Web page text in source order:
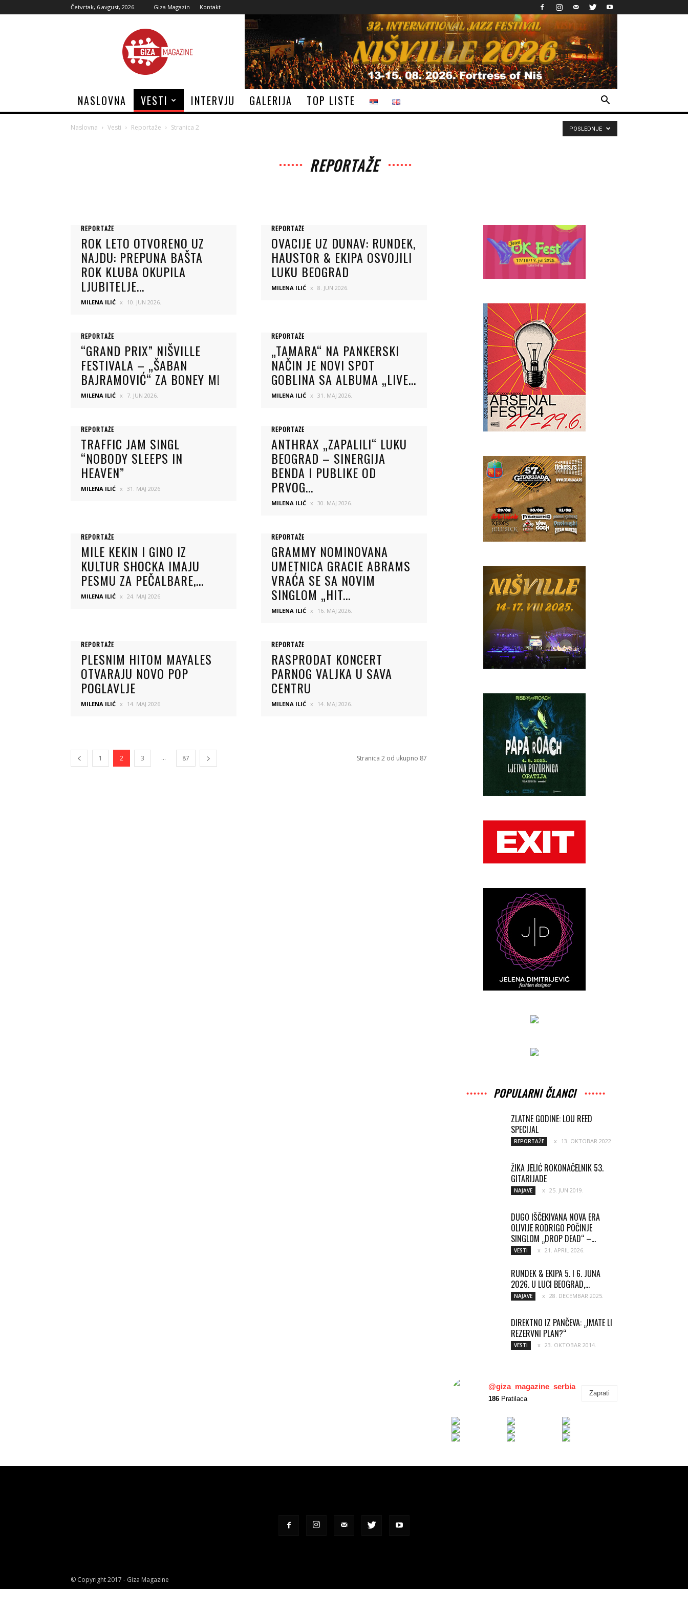
Četvrtak, 6 avgust, 2026. Giza Magazin Kontakt
Magazine
NASLOVNA VESTI INTERVJU GALERIJA TOP LISTE
Naslovna Vesti Reportaže Stranica 2
REPORTAŽE
POSLEDNJE
REPORTAŽE
ROK LETO OTVORENO UZ
NAJDU: PREPUNA BAŠTA
ROK KLUBA OKUPILA
LJUBITELJE...
MILENA ILIĆ 10. JUN 2026.
REPORTAŽE
OVACIJE UZ DUNAV: RUNDEK,
HAUSTOR & EKIPA OSVOJILI
LUKU BEOGRAD
MILENA ILIĆ 8. JUN 2026.
REPORTAŽE
“GRAND PRIX” NIŠVILLE
FESTIVALA – „ŠABAN
BAJRAMOVIĆ“ ZA BONEY M!
MILENA ILIĆ 7. JUN 2026.
REPORTAŽE
„TAMARA“ NA PANKERSKI
NAČIN JE NOVI SPOT
GOBLINA SA ALBUMA „LIVE...
MILENA ILIĆ 31. MAJ 2026.
REPORTAŽE
TRAFFIC JAM SINGL
“NOBODY SLEEPS IN
HEAVEN”
MILENA ILIĆ 31. MAJ 2026.
REPORTAŽE
ANTHRAX „ZAPALILI“ LUKU
BEOGRAD – SINERGIJA
BENDA I PUBLIKE OD
PRVOG...
MILENA ILIĆ 30. MAJ 2026.
REPORTAŽE
MILE KEKIN I GINO IZ
KULTUR SHOCKA IMAJU
PESMU ZA PEČALBARE,...
MILENA ILIĆ 24. MAJ 2026.
REPORTAŽE
GRAMMY NOMINOVANA
UMETNICA GRACIE ABRAMS
VRAĆA SE SA NOVIM
SINGLOM „HIT...
MILENA ILIĆ 16. MAJ 2026.
REPORTAŽE
PLESNIM HITOM MAYALES
OTVARAJU NOVO POP
POGLAVLJE
MILENA ILIĆ 14. MAJ 2026.
REPORTAŽE
RASPRODAT KONCERT
PARNOG VALJKA U SAVA
CENTRU
MILENA ILIĆ 14. MAJ 2026.
1 2 3 ... 87 Stranica 2 od ukupno 87
POPULARNI ČLANCI
ZLATNE GODINE: LOU REED
SPECIJAL
REPORTAŽE 13. OKTOBAR 2022.
ŽIKA JELIĆ ROKONAČELNIK 53.
GITARIJADE
NAJAVE 25. JUN 2019.
DUGO IŠČEKIVANA NOVA ERA
OLIVIJE RODRIGO POČINJE
SINGLOM „DROP DEAD“ –...
VESTI 21. APRIL 2026.
RUNDEK & EKIPA 5. I 6. JUNA
2026. U LUCI BEOGRAD,...
NAJAVE 28. DECEMBAR 2025.
DIREKTNO IZ PANČEVA: „IMATE LI
REZERVNI PLAN?“
VESTI 23. OKTOBAR 2014.
@giza_magazine_serbia
186 Pratilaca
Zaprati
© Copyright 2017 - Giza Magazine